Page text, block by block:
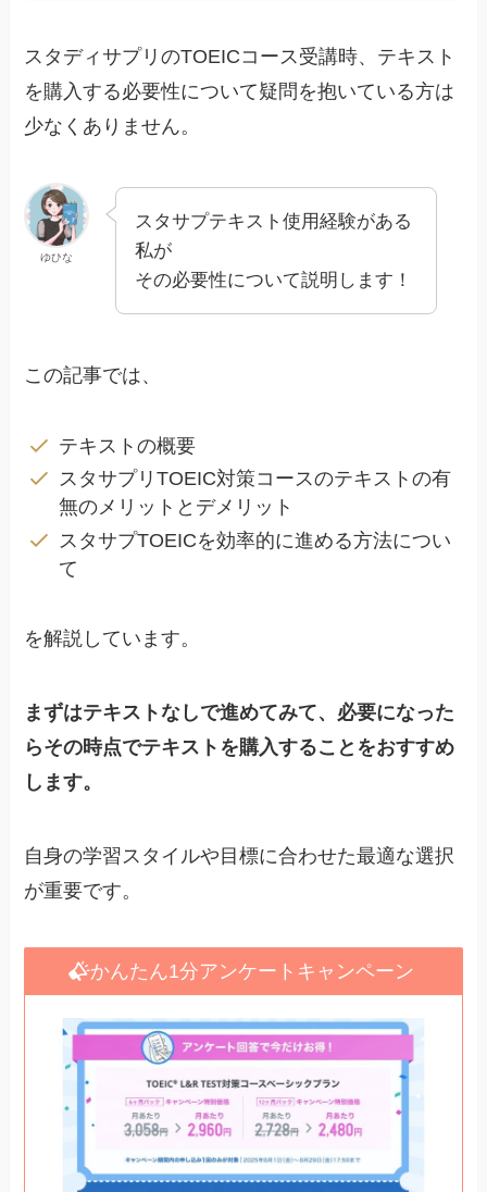
スタディサプリのTOEICコース受講時、テキスト
を購入する必要性について疑問を抱いている方は
少なくありません。
ゆひな
スタサプテキスト使用経験がある
私が
その必要性について説明します！
この記事では、
テキストの概要
スタサプリTOEIC対策コースのテキストの有
無のメリットとデメリット
スタサプTOEICを効率的に進める方法につい
て
を解説しています。
まずはテキストなしで進めてみて、必要になった
らその時点でテキストを購入することをおすすめ
します。
自身の学習スタイルや目標に合わせた最適な選択
が重要です。
かんたん1分アンケートキャンペーン